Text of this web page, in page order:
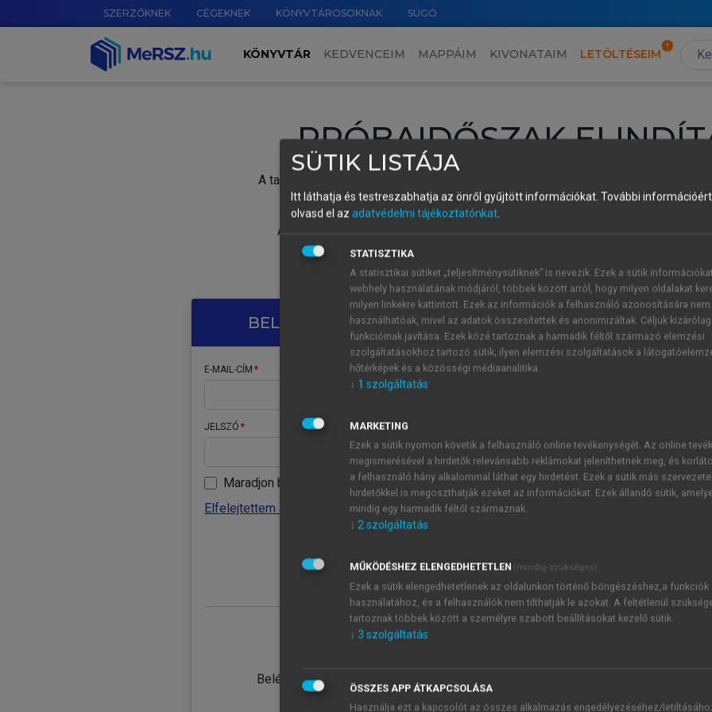
SZERZŐKNEK CÉGEKNEK KÖNYVTÁROSOKNAK SÚGÓ
KÖNYVTÁR KEDVENCEIM MAPPÁIM KIVONATAIM LETÖLTÉSEIM
PRÓBAIDŐSZAK
A tartalom megtekintéséhez lépj be a saját fiókoddal, iskolai azonosítóddal vagy
Új felhasználóként1 óra díjmentes hozzáférésrevagy
A próbaidőszak elindításához,
vagy hozz
A regisztráció után a
BELÉPÉS SAJÁT FIÓKKAL
E-MAIL-CÍM
JELSZÓ
Maradjon belépve
Elfelejtettem a jelszavamat
Belépés intézményi azonosítóval
ÚJ FIÓK
1 óra
JELSZÓ
Kérek értesítést a MeRSZ
Kérek értesítést az
SÜTIK LISTÁJA
Itt láthatja és testreszabhatja az önről gyűjtött információkat. További
olvasd el az adatvédelmi tájékoztatónkat.
STATISZTIKA
A statisztikai sütiket „teljesítménysütiknek” is nevezik. Ezek a sütik
webhely használatának módjáról, többek között arról, hogy milyen oldalakat
milyen linkekre kattintott. Ezek az információk a felhasználó azonosítására nem
használhatóak, mivel az adatok összesítettek és anonimizáltak. Céljuk
funkcióinak javítása. Ezek közé tartoznak a harmadik féltől származó elemzési
szolgáltatásokhoz tartozó sütik; ilyen elemzési szolgáltatások a
hőtérképek és a közösségi médiaanalitika.
↓ 1 szolgáltatás
MARKETING
Ezek a sütik nyomon követik a felhasználó online tevékenységét. Az online
megismerésével a hirdetők relevánsabb reklámokat jeleníthetnek meg, és
a felhasználó hány alkalommal láthat egy hirdetést. Ezek a sütik más
hirdetőkkel is megoszthatják ezeket az információkat. Ezek állandó sütik,
mindig egy harmadik féltől származnak.
↓ 2szolgáltatás
MŰKÖDÉSHEZ ELENGEDHETETLEN (mindig szükséges)
Ezek a sütik elengedhetetlenek az oldalunkon történő böngészéshez,a funkciók
használatához, és a felhasználók nem tilthatják le azokat. A feltétlenül
tartoznak többek között a személyre szabott beállításokat kezelő sütik.
↓ 3 szolgáltatás
ÖSSZES APP ÁTKAPCSOLÁSA
Használja ezt a kapcsolót az összes alkalmazás engedélyezéséhez/